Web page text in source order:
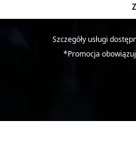
Szczegóły usługi
*Promocja